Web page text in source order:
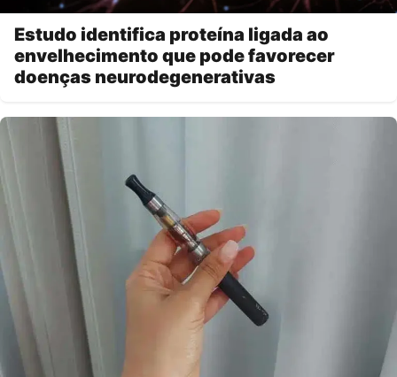
Estudo identifica proteína ligada ao
envelhecimento que pode favorecer
doenças neurodegenerativas